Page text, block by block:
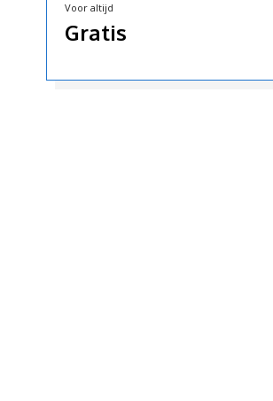
Voor altijd
Gratis